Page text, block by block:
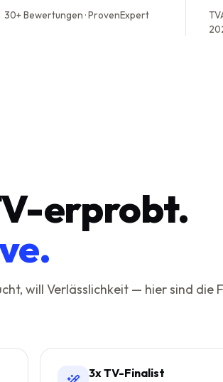
30+ Bewertungen · ProvenExpert
erprobt.
will Verlässlichkeit — hier sind die
3x TV-Finalist